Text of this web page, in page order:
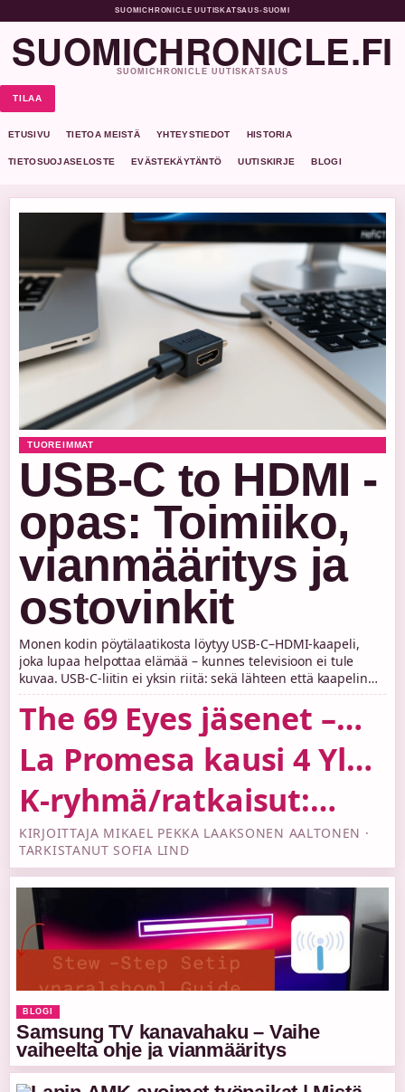
SUOMICHRONICLE UUTISKATSAUS•SUOMI
SUOMICHRONICLE.FI
SUOMICHRONICLE UUTISKATSAUS
TILAA
ETUSIVU TIETOA MEISTÄ YHTEYSTIEDOT HISTORIA
TIETOSUOJASELOSTE EVÄSTEKÄYTÄNTÖ UUTISKIRJE BLOGI
TUOREIMMAT
USB-C to HDMI -
opas: Toimiiko,
vianmääritys ja
ostovinkit
Monen kodin pöytälaatikosta löytyy USB-C–HDMI-kaapeli,
joka lupaa helpottaa elämää – kunnes televisioon ei tule
kuvaa. USB-C-liitin ei yksin riitä: sekä lähteen että kaapelin
on tuettava videolähtöä, kuten DisplayPort Alt Modea (KTC
Play (näyttövalmistajan teknologiaopas)).…
The 69 Eyes jäsenet –
täydellinen lista ja
kokoonpanon historia
La Promesa kausi 4 Yle
Areena – aloituspäivä ja
jaksot
K-ryhmä/ratkaisut:
Pirkka-ristikon ja
sudokun vastaukset
KIRJOITTAJA MIKAEL PEKKA LAAKSONEN AALTONEN ·
TARKISTANUT SOFIA LIND
BLOGI
Samsung TV kanavahaku – Vaihe
vaiheelta ohje ja vianmääritys